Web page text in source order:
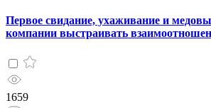
Первое свидание, ухаживание и
компании выстраивать
1659